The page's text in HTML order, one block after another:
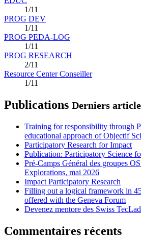
1/11
PROG DEV
1/11
PROG PEDA-LOG
1/11
PROG RESEARCH
2/11
Resource Center Conseiller
1/11
Publications Derniers
Training for responsibility through
educational approach of Objectif
Participatory Research for Impact
Publication: Participatory Science
Pré-Camps Général des groupes
Explorations, mai 2026
Impact Participatory Research
Filling out a logical framework in
offered with the Geneva Forum
Devenez mentore des Swiss
Commentaires récents